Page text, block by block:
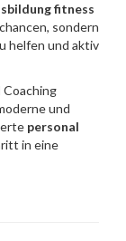
fitness
sondern
helfen und aktiv
und
personal
in eine